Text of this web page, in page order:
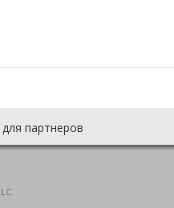
партнеров